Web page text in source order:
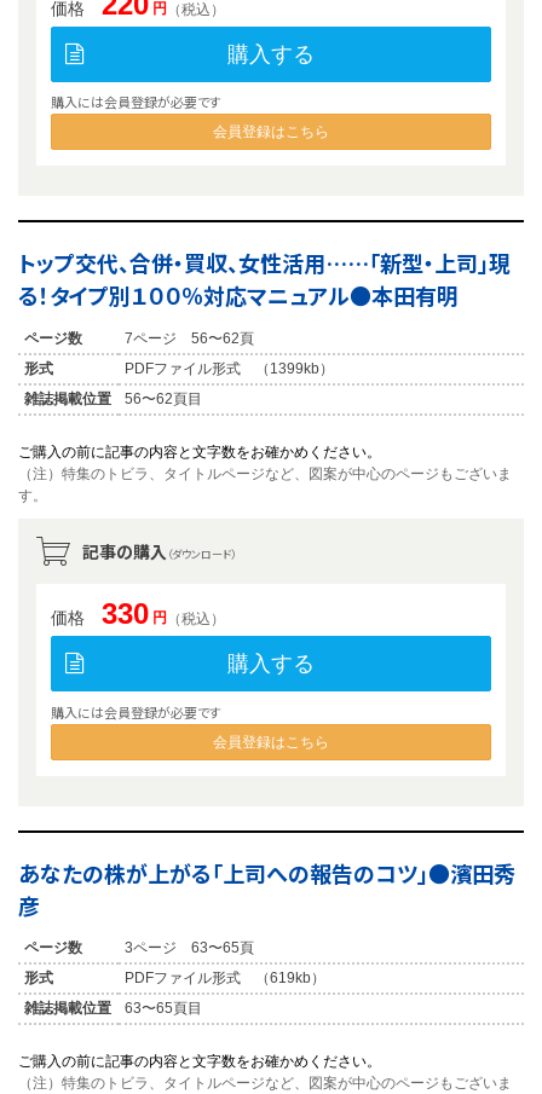
価格 円 （税込）
購入する
購入には会員登録が必要です
会員登録はこちら
トップ交代、合併・買収、女性活用……「新型・上司」現
る！タイプ別１００％対応マニュアル●本田有明
ページ数
7ページ 56〜62頁
形式
PDFファイル形式 （1399kb）
雑誌掲載位置
56〜62頁目
ご購入の前に記事の内容と文字数をお確かめください。
（注）特集のトビラ、タイトルページなど、図案が中心のページもございま
す。
記事の購入 （ダウンロード）
価格 330 円 （税込）
購入する
購入には会員登録が必要です
会員登録はこちら
あなたの株が上がる「上司への報告のコツ」●濱田秀
彦
ページ数
3ページ 63〜65頁
形式
PDFファイル形式 （619kb）
雑誌掲載位置
63〜65頁目
ご購入の前に記事の内容と文字数をお確かめください。
（注）特集のトビラ、タイトルページなど、図案が中心のページもございま